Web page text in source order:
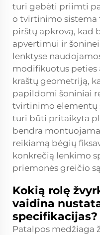
turi gebėti priimti
o tvirtinimo
pirštų apkrovą, kad
apvertimui ir
lenktyse
modifikuotus peties
kraštų geometriją,
papildomi šoniniai
tvirtinimo elementų
turi būti pritaikyta
bendra
reikiamą bėgių
konkrečią lenkimo
priemonės greičio
Kokią rolę
vaidina
specifikacijas?
Patalpos medžiaga